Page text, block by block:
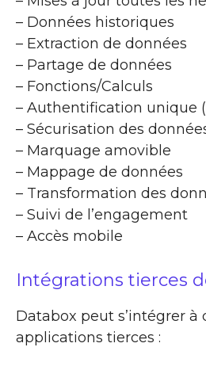
– Données historiques
– Extraction de données
– Partage de données
– Fonctions/Calculs
– Authentification unique
– Sécurisation des
– Marquage amovible
– Mappage de données
– Transformation des
– Suivi de l’engagement
– Accès mobile
Intégrations tierces
Databox peut s’intégrer à
applications tierces :